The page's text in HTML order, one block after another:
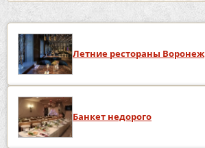
Летние рестораны Воронеж
Банкет недорого